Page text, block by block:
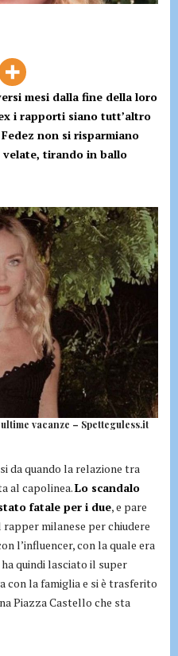
mesi dalla fine della loro
i rapporti siano tutt’altro
non si risparmiano
tirando in ballo
vacanze – Spetteguless.it
da quando la relazione tra
al capolinea.Lo scandalo
fatale per i due, e pare
milanese per chiudere
l’influencer, con la quale era
quindi lasciato il super
con la famiglia e si è trasferito
Piazza Castello che sta